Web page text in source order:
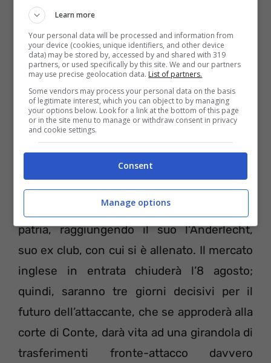
avanzata dal fantasista bianconera ed abbia
fatto decadere qualsiasi accordo
precedente. Ecco allora che,
prepotentemente, è ritornata in corsa
l’Inter, pare con un offerta pare di 70 milioni
+ bonus, ancora lontana però dagli 80-85
richiesti dal Manchester United per lasciar
partire la punta belga.
Intanto Lukaku ha ottenuto il permesso dal
club di trascorrere la giornata libera in
patria, raggiungendo il suo l’Anderlecht,
suo ex club, con cui si è allenato. Il mercato
inglese in entrata chiuderà l’8 agosto;
quindi, saranno tre giorni decisivi per il
futuro dell’attaccante, che se approderà alla
corte di Conte, darà vita ad una girandola di
trasferimenti fronte-attacco davvero
Learn more
Your personal data will be processed and information from
your device (cookies, unique identifiers, and other device
data) may be stored by, accessed by and shared with 319
partners, or used specifically by this site. We and our partners
may use precise geolocation data. List of partners.
Some vendors may process your personal data on the basis
of legitimate interest, which you can object to by managing
your options below. Look for a link at the bottom of this page
or in the site menu to manage or withdraw consent in privacy
and cookie settings.
Consent
Manage options